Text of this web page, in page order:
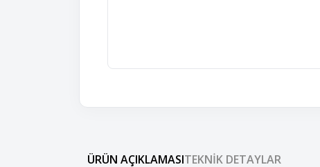
ÜRÜN AÇIKLAMASITEKNIK DETAYLAR